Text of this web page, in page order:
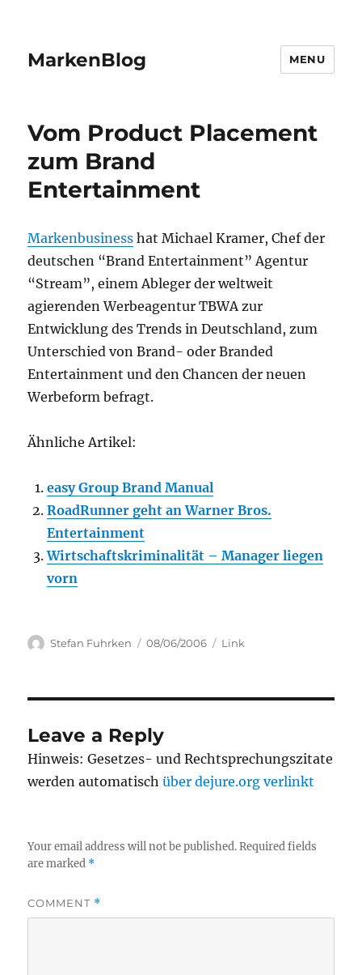
MarkenBlog MENU
Vom Product Placement
zum Brand
Entertainment
Markenbusiness hat Michael Kramer, Chef der
deutschen “Brand Entertainment” Agentur
“Stream”, einem Ableger der weltweit
agierenden Werbeagentur TBWA zur
Entwicklung des Trends in Deutschland, zum
Unterschied von Brand- oder Branded
Entertainment und den Chancen der neuen
Werbeform befragt.
Ähnliche Artikel:
easy Group Brand Manual
RoadRunner geht an Warner Bros.
Entertainment
Wirtschaftskriminalität – Manager liegen
vorn
Author
Stefan Fuhrken
Posted
08/06/2006 Categories
Link
Leave a Reply
Hinweis: Gesetzes- und Rechtsprechungszitate
werden automatischüber dejure.org verlinkt
Your email address will not be published. Required fields
are marked *
COMMENT *